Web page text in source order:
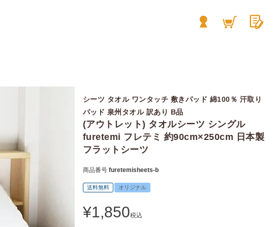
シーツ タオル ワンタッチ 敷きパッド 綿100％ 汗取り
パッド 泉州タオル 訳あり B品
(アウトレット) タオルシーツ シングル
furetemi フレテミ 約90cm×250cm 日本製
フラットシーツ
商品番号 furetemisheets-b
送料無料 オリジナル
¥1,850税込